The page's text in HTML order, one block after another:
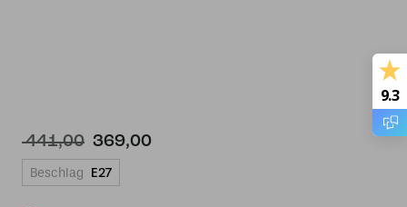
441,00 Ursprünglicher
Preis
war:
369,00Aktueller
Beschlag E27
9.3